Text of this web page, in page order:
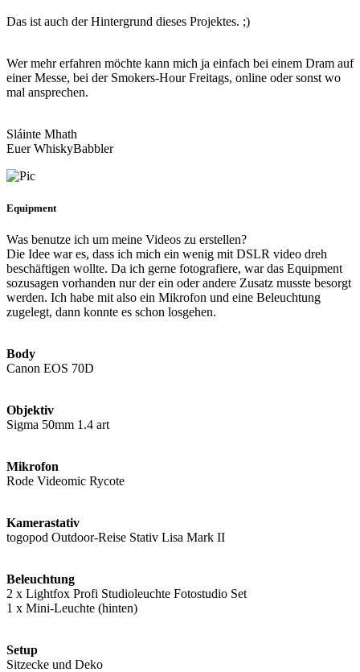
Das ist auch der Hintergrund dieses Projektes. ;)
Wer mehr erfahren möchte kann mich ja einfach bei einem Dram auf
einer Messe, bei der Smokers-Hour Freitags, online oder sonst wo
mal ansprechen.
Sláinte Mhath
Euer WhiskyBabbler
Equipment
Was benutze ich um meine Videos zu erstellen?
Die Idee war es, dass ich mich ein wenig mit DSLR video dreh
beschäftigen wollte. Da ich gerne fotografiere, war das Equipment
sozusagen vorhanden nur der ein oder andere Zusatz musste besorgt
werden. Ich habe mit also ein Mikrofon und eine Beleuchtung
zugelegt, dann konnte es schon losgehen.
Body
Canon EOS 70D
Objektiv
Sigma 50mm 1.4 art
Mikrofon
Rode Videomic Rycote
Kamerastativ
togopod Outdoor-Reise Stativ Lisa Mark II
Beleuchtung
2 x Lightfox Profi Studioleuchte Fotostudio Set
1 x Mini-Leuchte (hinten)
Setup
Sitzecke und Deko